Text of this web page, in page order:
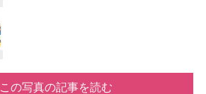
この写真の記事を読む